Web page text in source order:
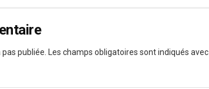
publiée. Les champs obligatoires sont indiqués avec